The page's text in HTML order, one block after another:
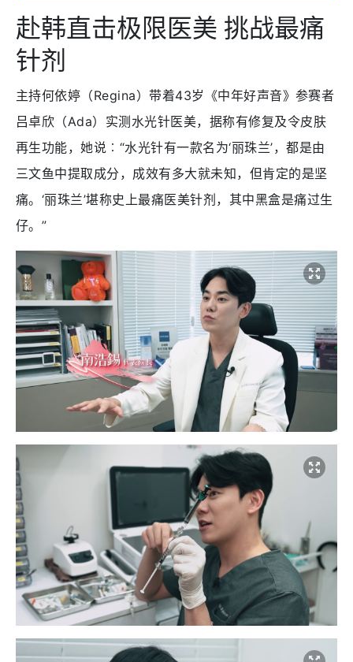
赴韩直击极限医美 挑战最痛
针剂
主持何依婷（Regina）带着43岁《中年好声音》参赛者
吕卓欣（Ada）实测水光针医美，据称有修复及令皮肤
再生功能，她说︰“水光针有一款名为‘丽珠兰’，都是由
三文鱼中提取成分，成效有多大就未知，但肯定的是坚
痛。‘丽珠兰’堪称史上最痛医美针剂，其中黑盒是痛过生
仔。”